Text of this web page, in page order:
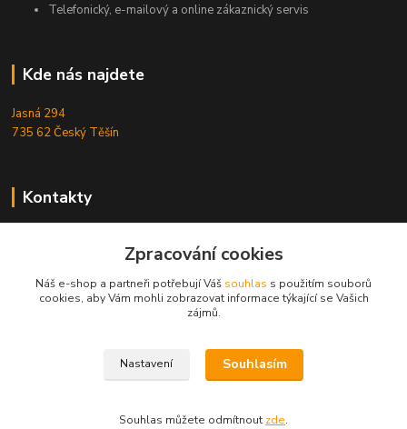
Telefonický, e-mailový a online zákaznický servis
Kde nás najdete
Jasná 294
735 62 Český Těšín
Kontakty
+420724095453
info@reefhome.cz
Zpracování cookies
Náš e-shop a partneři potřebují Váš souhlas s použitím souborů
cookies, aby Vám mohli zobrazovat informace týkající se Vašich
zájmů.
Nastavení Souhlasím
Souhlas můžete odmítnout zde.